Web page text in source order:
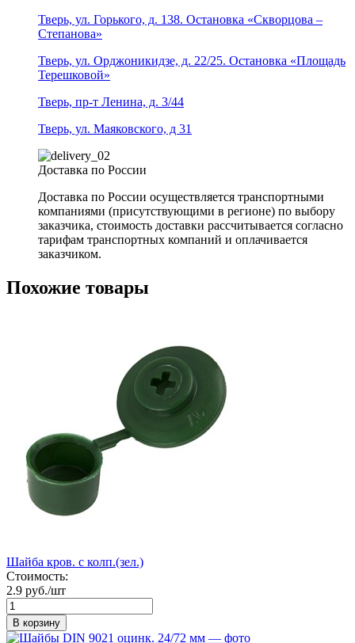
Тверь, ул. Горького, д. 138. Остановка «Скворцова –
Степанова»
Тверь, ул. Орджоникидзе, д. 22/25. Остановка «Площадь
Терешковой»
Тверь, пр-т Ленина, д. 3/44
Тверь, ул. Маяковского, д 31
Доставка по России
Доставка по России осуществляется транспортными
компаниями (присутствующими в регионе) по выбору
заказчика, стоимость доставки рассчитывается согласно
тарифам транспортных компаний и оплачивается
заказчиком.
Похожие товары
Шайба кров. с колп.(зел.)
Стоимость:
2.9 руб./шт
В корзину